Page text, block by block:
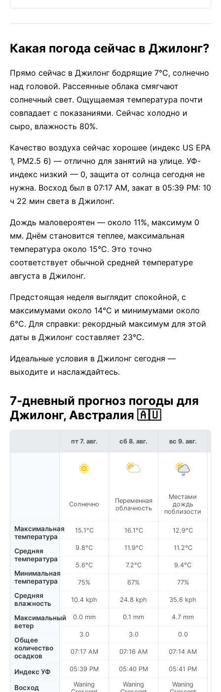
Какая погода сейчас в Джилонг?
Прямо сейчас в Джилонг бодрящие 7°C, солнечно
над головой. Рассеянные облака смягчают
солнечный свет. Ощущаемая температура почти
совпадает с показаниями. Сейчас холодно и
сыро, влажность 80%.
Качество воздуха сейчас хорошее (индекс US EPA
1, PM2.5 6) — отлично для занятий на улице. УФ-
индекс низкий — 0, защита от солнца сегодня не
нужна. Восход был в 07:17 AM, закат в 05:39 PM: 10
ч 22 мин света в Джилонг.
Дождь маловероятен — около 11%, максимум 0
мм. Днём становится теплее, максимальная
температура около 15°C. Это точно
соответствует обычной средней температуре
августа в Джилонг.
Предстоящая неделя выглядит спокойной, с
максимумами около 14°C и минимумами около
6°C. Для справки: рекордный максимум для этой
даты в Джилонг составляет 23°C.
Идеальные условия в Джилонг сегодня —
выходите и наслаждайтесь.
7-дневный прогноз погоды для
Джилонг, Австралия 🇦🇺
Максимальная
температура
Средняя
температура
Минимальная
температура
Средняя
влажность
Максимальный
ветер
Общее
количество
осадков
Индекс УФ
Восход
пт 7. авг.
Солнечно
15.1°C
9.8°C
5.6°C
75%
10.4 kph
0.0 mm
3.0
07:17 AM
05:39 PM
Waning
сб 8. авг.
Переменная
облачность
16.1°C
11.9°C
7.2°C
67%
24.8 kph
0.1 mm
3.0
07:16 AM
05:40 PM
Waning
вс 9. авг.
Местами
дождь
поблизости
12.9°C
11.2°C
9.4°C
77%
35.6 kph
4.7 mm
0.0
07:14 AM
05:41 PM
Waning